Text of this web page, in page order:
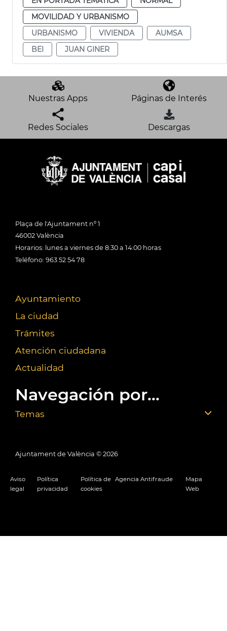
MOVILIDAD Y URBANISMO
URBANISMO
VIVIENDA
AUMSA
BEI
JUAN GINER
Nuestras Apps Páginas de Interés
Redes Sociales Descargas
Plaça de l'Ajuntament nº 1
46002 València
Horarios: lunes a viernes de 8:30 a 14:00 horas
Teléfono: 963 52 54 78
Ayuntamiento
La ciudad
Trámites
Atención ciudadana
Actualidad
Navegación por...
Temas
Ajuntament de València © 2026
Aviso
legal
Política
privacidad
Política de
cookies
Agencia Antifraude
Mapa
Web